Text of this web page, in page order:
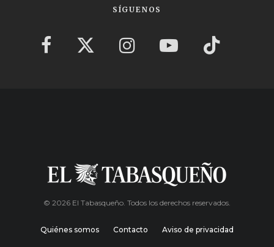
SÍGUENOS
© 2026 El Tabasqueño. Todos los derechos reservados.
Quiénes somos Contacto Aviso de privacidad